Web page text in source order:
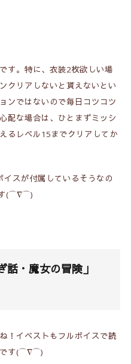
す。特に、衣装2枚欲しい場
クリアしないと貰えないとい
ンではないので毎日コツコツ
配な場合は、ひとまずミッシ
るレベル15までクリアしてか
スが付属しているそうなの
す(⌒∇⌒)
話・魔女の冒険」
！イベストもフルボイスで読
です(⌒∇⌒)